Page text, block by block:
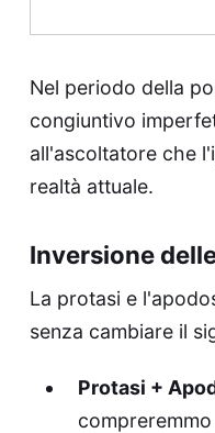
Nel periodo della
congiuntivo
all'ascoltatore che
realtà attuale.
Inversione
La protasi e
senza cambiare il
Protasi +